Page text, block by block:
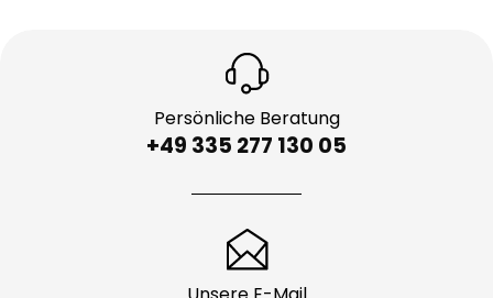
+49 335 277 130 05